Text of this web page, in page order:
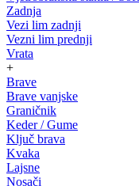
Zadnja
Vezi lim zadnji
Vezni lim prednji
Vrata
+
Brave
Brave vanjske
Graničnik
Keder / Gume
Ključ brava
Kvaka
Lajsne
Nosači